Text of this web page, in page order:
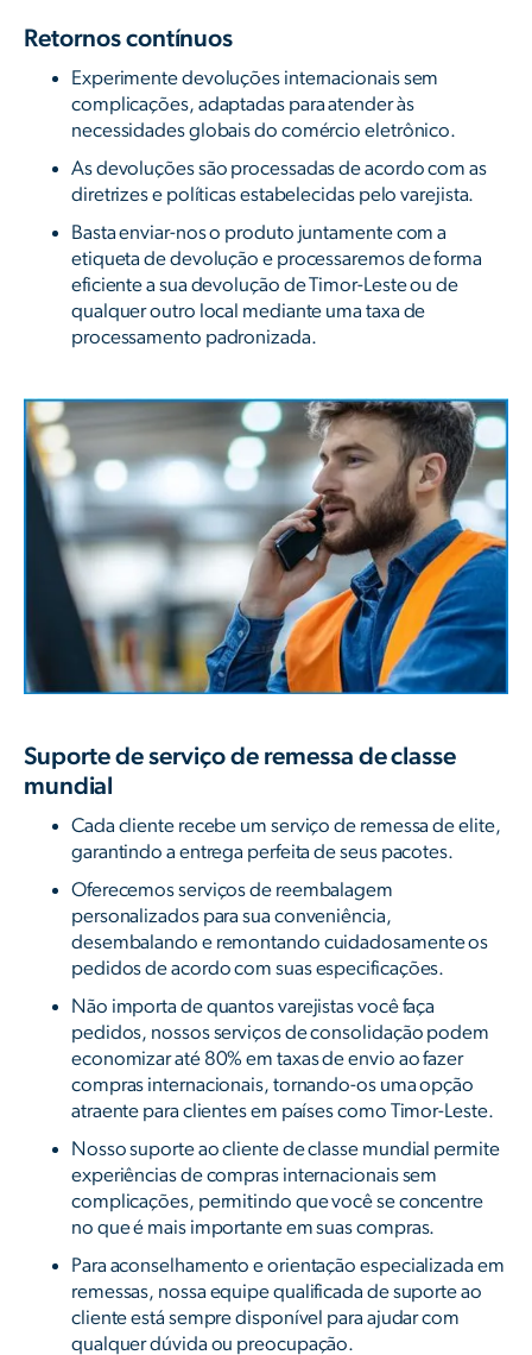
Retornos contínuos
Experimente devoluções internacionais sem
complicações, adaptadas para atender às
necessidades globais do comércio eletrônico.
As devoluções são processadas de acordo com as
diretrizes e políticas estabelecidas pelo varejista.
Basta enviar-nos o produto juntamente com a
etiqueta de devolução e processaremos de forma
eficiente a sua devolução de Timor-Leste ou de
qualquer outro local mediante uma taxa de
processamento padronizada.
Suporte de serviço de remessa de classe
mundial
Cada cliente recebe um serviço de remessa de elite,
garantindo a entrega perfeita de seus pacotes.
Oferecemos serviços de reembalagem
personalizados para sua conveniência,
desembalando e remontando cuidadosamente os
pedidos de acordo com suas especificações.
Não importa de quantos varejistas você faça
pedidos, nossos serviços de consolidação podem
economizar até 80% em taxas de envio ao fazer
compras internacionais, tornando-os uma opção
atraente para clientes em países como Timor-Leste.
Nosso suporte ao cliente de classe mundial permite
experiências de compras internacionais sem
complicações, permitindo que você se concentre
no que é mais importante em suas compras.
Para aconselhamento e orientação especializada em
remessas, nossa equipe qualificada de suporte ao
cliente está sempre disponível para ajudar com
qualquer dúvida ou preocupação.